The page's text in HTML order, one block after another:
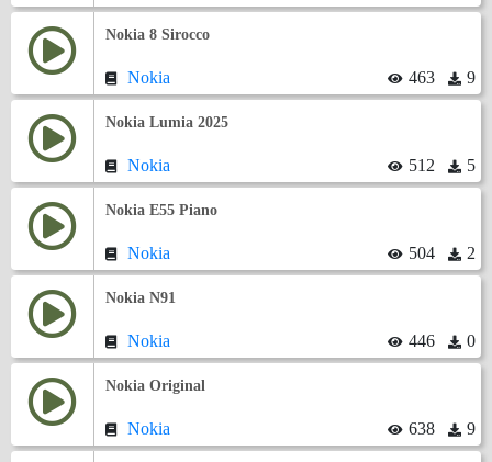
Nokia 8 Sirocco
Nokia 463 9
Nokia Lumia 2025
Nokia 512 5
Nokia E55 Piano
Nokia 504 2
Nokia N91
Nokia 446 0
Nokia Original
Nokia 638 9